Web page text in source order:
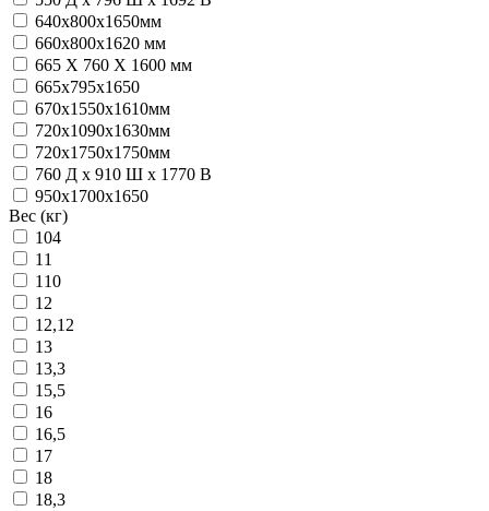
640х800х1650мм
660х800х1620 мм
665 X 760 X 1600 мм
665х795х1650
670х1550х1610мм
720х1090х1630мм
720х1750х1750мм
760 Д х 910 Ш х 1770 В
950x1700x1650
Вес (кг)
104
11
110
12
12,12
13
13,3
15,5
16
16,5
17
18
18,3